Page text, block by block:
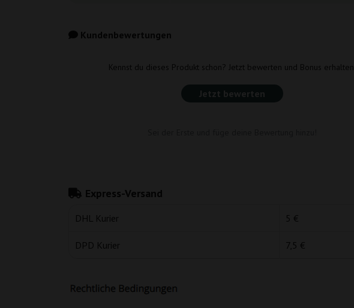
Kundenbewertungen
Kennst du dieses Produkt schon? Jetzt bewerten und Bonus erhalten.
Jetzt bewerten
Express-Versand
DHL Kurier 5 €
DPD Kurier 7,5 €